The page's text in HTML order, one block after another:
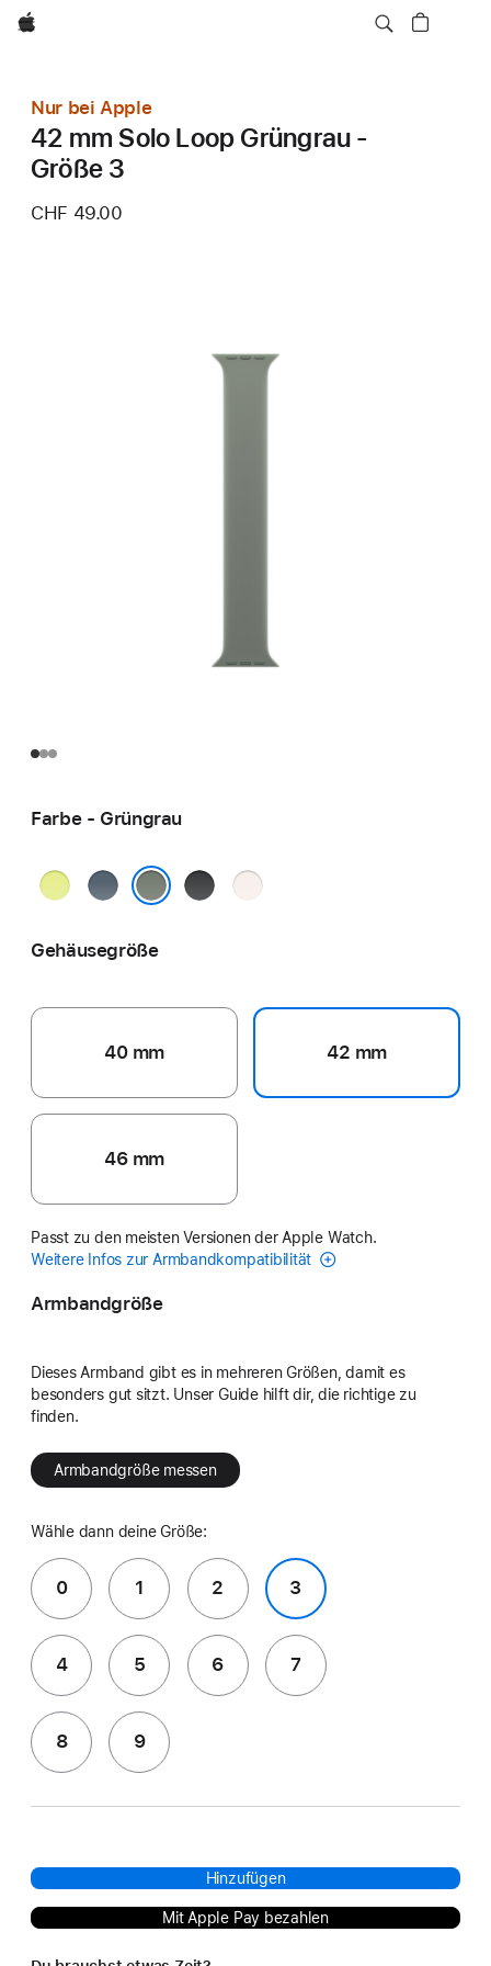
Apple
Nur bei Apple
42 mm Solo Loop Grüngrau -
Größe 3
CHF 49.00
Farbe - Grüngrau
NeongelbMaritimblau SchwarzBlassrosa
Gehäusegröße
40 mm 42 mm
46 mm
Passt zu den meisten Versionen der Apple Watch.
Weitere Infos zur Armbandkompatibilität
Armbandgröße
Dieses Armband gibt es in mehreren Größen, damit es
besonders gut sitzt. Unser Guide hilft dir, die richtige zu
finden.
Armbandgröße messen
Wähle dann deine Größe:
0 1 2 3
4 5 6 7
8 9
Hinzufügen
Mit Apple Pay bezahlen